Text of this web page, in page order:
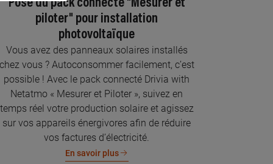
Pose du pack connecté "Mesurer et
piloter" pour installation
photovoltaïque
Vous avez des panneaux solaires installés
chez vous ? Autoconsommer facilement, c’est
possible ! Avec le pack connecté Drivia with
Netatmo « Mesurer et Piloter », suivez en
temps réel votre production solaire et agissez
sur vos appareils énergivores afin de réduire
vos factures d’électricité.
En savoir plus